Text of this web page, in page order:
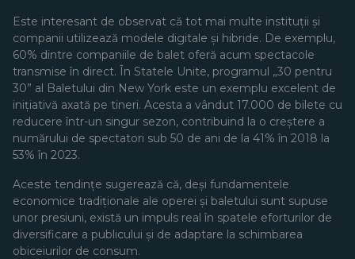
Este interesant de observat că tot mai multe instituții și
companii utilizează modele digitale și hibride. De exemplu,
60% dintre companiile de balet oferă acum spectacole
transmise în direct. În Statele Unite, programul „30 pentru
30” al Baletului din New York este un exemplu excelent de
inițiativă axată pe tineri. Acesta a vândut 17.000 de bilete cu
reducere într-un singur sezon, contribuind la o creștere a
numărului de spectatori sub 50 de ani de la 41% în 2018 la
53% în 2023.
Aceste tendințe sugerează că, deși fundamentele
economice tradiționale ale operei și baletului sunt supuse
unor presiuni, există un impuls real în spatele eforturilor de
diversificare a publicului și de adaptare la schimbarea
obiceiurilor de consum.